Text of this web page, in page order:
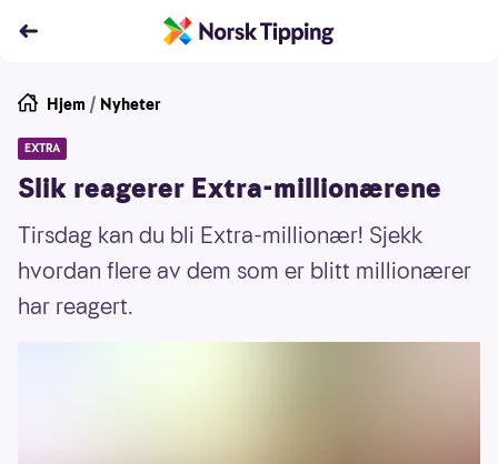
Hjem / Nyheter
EXTRA
Slik reagerer Extra-millionærene
Tirsdag kan du bli Extra-millionær! Sjekk
hvordan flere av dem som er blitt millionærer
har reagert.